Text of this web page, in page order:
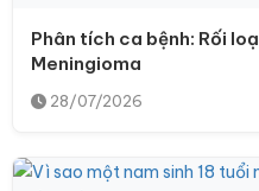
Phân tích ca bệnh: Rối
Meningioma
28/07/2026